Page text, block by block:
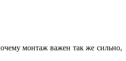
монтаж важен так же сильно,